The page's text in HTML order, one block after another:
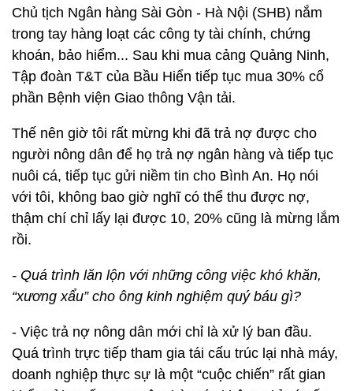
Chủ tịch Ngân hàng Sài Gòn - Hà Nội (SHB) nắm
trong tay hàng loạt các công ty tài chính, chứng
khoán, bảo hiểm... Sau khi mua cảng Quảng Ninh,
Tập đoàn T&T của Bầu Hiển tiếp tục mua 30% cổ
phần Bệnh viện Giao thông Vận tải.
Thế nên giờ tôi rất mừng khi đã trả nợ được cho
người nông dân để họ trả nợ ngân hàng và tiếp tục
nuôi cá, tiếp tục gửi niềm tin cho Bình An. Họ nói
với tôi, không bao giờ nghĩ có thể thu được nợ,
thậm chí chỉ lấy lại được 10, 20% cũng là mừng lắm
rồi.
- Quá trình lăn lộn với những công việc khó khăn,
“xương xẩu” cho ông kinh nghiệm quý báu gì?
- Việc trả nợ nông dân mới chỉ là xử lý ban đầu.
Quá trình trực tiếp tham gia tái cấu trúc lại nhà máy,
doanh nghiệp thực sự là một “cuộc chiến” rất gian